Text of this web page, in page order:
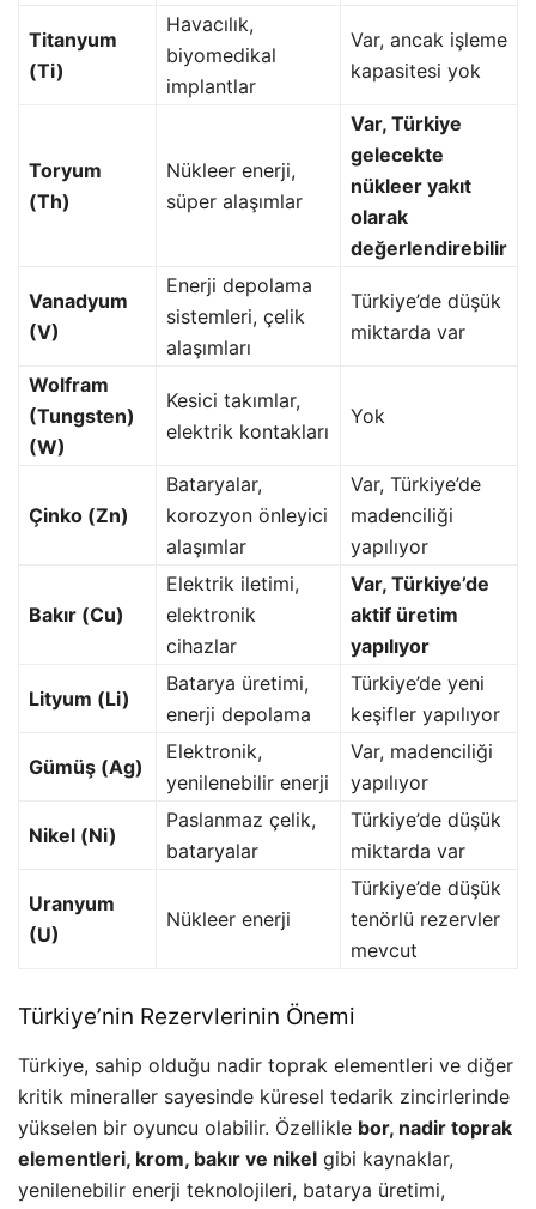
Titanyum
(Ti)
Havacılık,
biyomedikal
implantlar
Var, ancak işleme
kapasitesi yok
Toryum
(Th)
Nükleer enerji,
süper alaşımlar
Var, Türkiye
gelecekte
nükleer yakıt
olarak
değerlendirebilir
Vanadyum
(V)
Enerji depolama
sistemleri, çelik
alaşımları
Türkiye’de düşük
miktarda var
Wolfram
(Tungsten)
(W)
Kesici takımlar,
elektrik kontakları
Yok
Çinko (Zn)
Bataryalar,
korozyon önleyici
alaşımlar
Var, Türkiye’de
madenciliği
yapılıyor
Bakır (Cu)
Elektrik iletimi,
elektronik
cihazlar
Var, Türkiye’de
aktif üretim
yapılıyor
Lityum (Li)
Batarya üretimi,
enerji depolama
Türkiye’de yeni
keşifler yapılıyor
Gümüş (Ag)
Elektronik,
yenilenebilir enerji
Var, madenciliği
yapılıyor
Nikel (Ni)
Paslanmaz çelik,
bataryalar
Türkiye’de düşük
miktarda var
Uranyum
(U)
Nükleer enerji
Türkiye’de düşük
tenörlü rezervler
mevcut
Türkiye’nin Rezervlerinin Önemi
Türkiye, sahip olduğu nadir toprak elementleri ve diğer
kritik mineraller sayesinde küresel tedarik zincirlerinde
yükselen bir oyuncu olabilir. Özellikle bor, nadir toprak
elementleri, krom, bakır ve nikel gibi kaynaklar,
yenilenebilir enerji teknolojileri, batarya üretimi,